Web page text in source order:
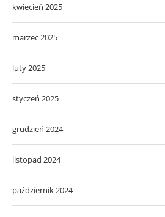
kwiecień 2025
marzec 2025
luty 2025
styczeń 2025
grudzień 2024
listopad 2024
październik 2024